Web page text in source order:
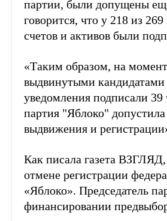
партии, были допущены
говорится, что у 218 из
счетов и активов были
«Таким образом, на
выдвинутыми кандидатами
уведомления подписали
партия "Яблоко"
выдвижения и
Как писала газета
отмене регистрации
«Яблоко». Председатель
финансировании